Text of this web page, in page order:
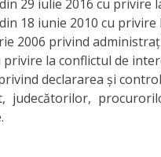
29 iulie 2016 cu privire
18 iunie 2010 cu
2006 privind
privire la conflictul de
declararea şi
judecătorilor,